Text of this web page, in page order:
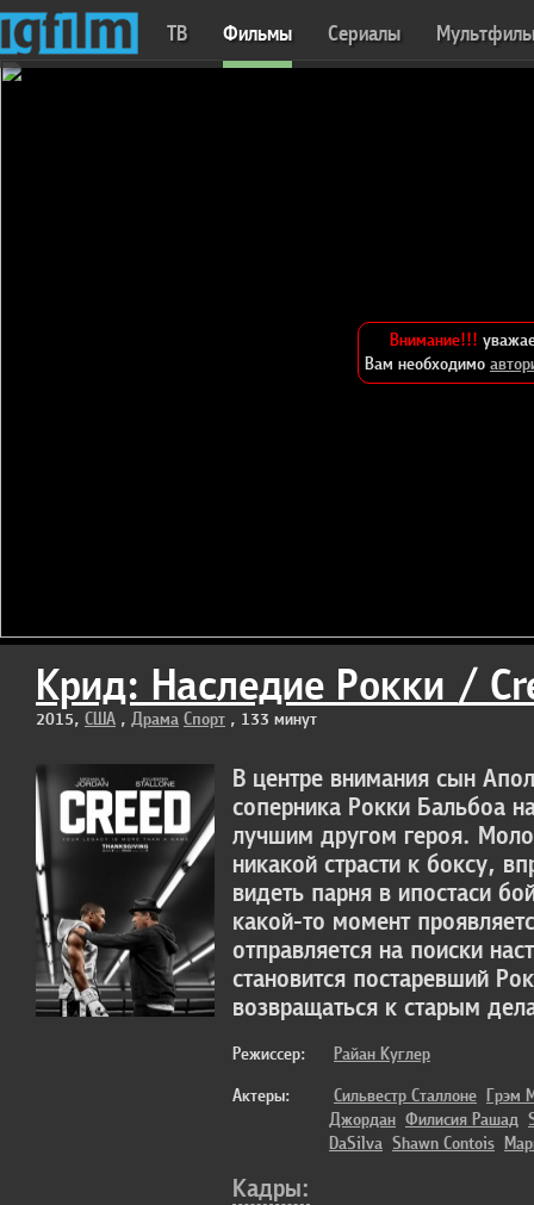
ТВ Фильмы Сериалы
Внимание!!!
Вам необходимо
Крид: Наследие Рокки /
2015, США , Драма Спорт , 133 минут
В центре внимания сын
соперника Рокки Бальбоа
лучшим другом героя.
никакой страсти к боксу,
видеть парня в ипостаси
какой-то момент
отправляется на поиски
становится постаревший
возвращаться к старым
Режиссер:
Райан Куглер
Актеры:
Сильвестр Сталлоне Грэм
Джордан Филисия Рашад
DaSilva Shawn Contois
Кадры: